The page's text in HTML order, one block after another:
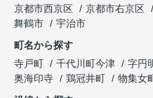
京都市西京区
京都市右京区
舞鶴市
宇治市
町名から探す
寺戸町
千代川町今津 字円
奥海印寺
鶏冠井町 物集女